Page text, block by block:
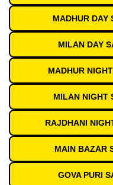
MADHUR DAY
MILAN DAY
MADHUR
MILAN NIGHT
RAJDHANI
MAIN BAZAR
GOVA PURI